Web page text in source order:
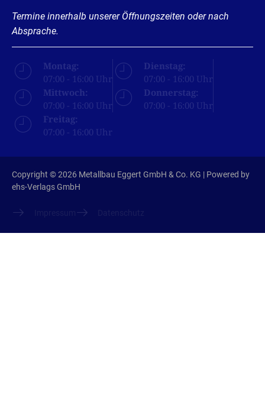
Termine innerhalb unserer Öffnungszeiten oder nach
Absprache.
Montag:
07:00 - 16:00 Uhr
Dienstag:
07:00 - 16:00 Uhr
Mittwoch:
07:00 - 16:00 Uhr
Donnerstag:
07:00 - 16:00 Uhr
Freitag:
07:00 - 16:00 Uhr
Copyright © 2026 Metallbau Eggert GmbH & Co. KG | Powered by
ehs-Verlags GmbH